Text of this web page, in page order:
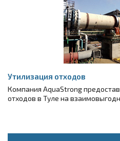
Утилизация отходов
Компания AquaStrong
отходов в Туле на